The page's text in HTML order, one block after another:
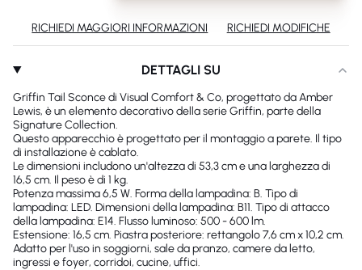
DETTAGLI SU
Griffin Tail Sconce di Visual Comfort & Co, progettato da Amber
Lewis, è un elemento decorativo della serie Griffin, parte della
Signature Collection.
Questo apparecchio è progettato per il montaggio a parete. Il tipo
di installazione è cablato.
Le dimensioni includono un'altezza di 53,3 cm e una larghezza di
16,5 cm. Il peso è di 1 kg.
Potenza massima 6,5 ​​W. Forma della lampadina: B. Tipo di
lampadina: LED. Dimensioni della lampadina: B11. Tipo di attacco
della lampadina: E14. Flusso luminoso: 500 - 600 lm.
Estensione: 16,5 cm. Piastra posteriore: rettangolo 7,6 cm x 10,2 cm.
Adatto per l'uso in soggiorni, sale da pranzo, camere da letto,
ingressi e foyer, corridoi, cucine, uffici.
RICHIEDI MAGGIORI INFORMAZIONI RICHIEDI MODIFICHE